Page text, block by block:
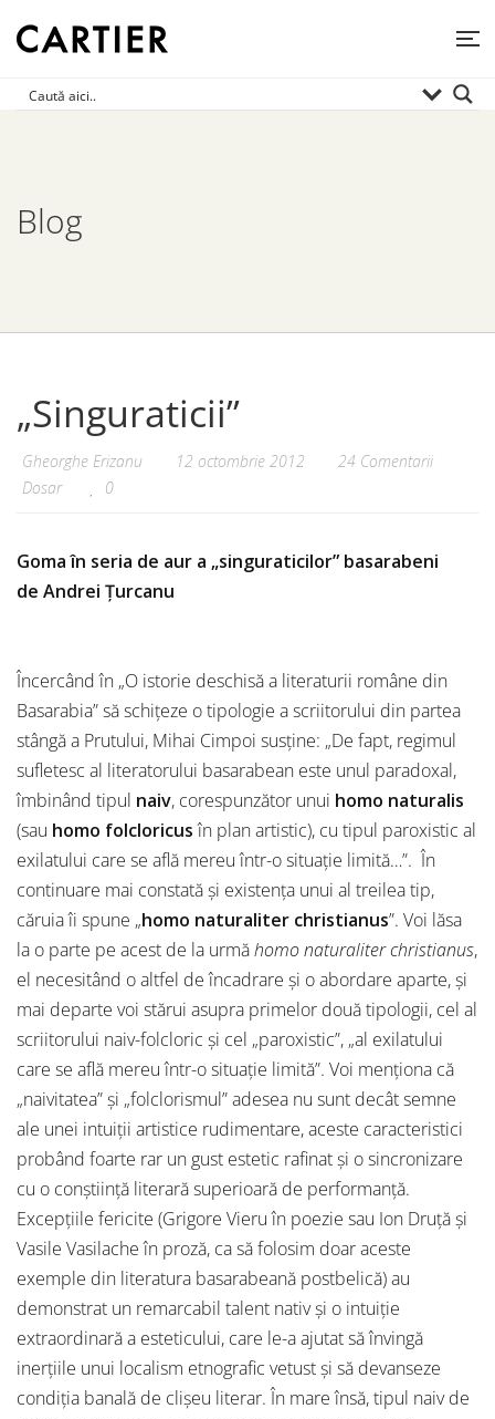
Blog
„Singuraticii”
Gheorghe Erizanu 12 octombrie 2012
24 Comentarii
Dosar
0
Goma în seria de aur a „singuraticilor” basarabeni
de Andrei Țurcanu
Încercând în „O istorie deschisă a literaturii române din
Basarabia” să schițeze o tipologie a scriitorului din partea
stângă a Prutului, Mihai Cimpoi susține: „De fapt, regimul
sufletesc al literatorului basarabean este unul paradoxal,
îmbinând tipul naiv, corespunzător unui homo naturalis
(sau homo folcloricusîn plan artistic), cu tipul paroxistic al
exilatului care se află mereu într-o situație limită…”. În
continuare mai constată și existența unui al treilea tip,
căruia îi spune „homo naturaliter christianus”. Voi lăsa
la o parte pe acest de la urmăhomo naturaliter christianus,
el necesitând o altfel de încadrare și o abordare aparte, și
mai departe voi stărui asupra primelor două tipologii, cel al
scriitorului naiv-folcloric și cel „paroxistic”, „al exilatului
care se află mereu într-o situație limită”. Voi menționa că
„naivitatea” și „folclorismul” adesea nu sunt decât semne
ale unei intuiții artistice rudimentare, aceste caracteristici
probând foarte rar un gust estetic rafinat și o sincronizare
cu o conștiință literară superioară de performanță.
Excepțiile fericite (Grigore Vieru în poezie sau Ion Druță și
Vasile Vasilache în proză, ca să folosim doar aceste
exemple din literatura basarabeană postbelică) au
demonstrat un remarcabil talent nativ și o intuiție
extraordinară a esteticului, care le-a ajutat să învingă
inerțiile unui localism etnografic vetust și să devanseze
condiția banală de clișeu literar. În mare însă, tipul naiv de